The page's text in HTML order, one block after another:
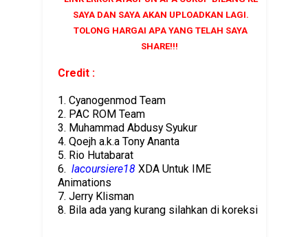
SAYA DAN SAYA AKAN UPLOADKAN LAGI.
TOLONG HARGAI APA YANG TELAH SAYA
SHARE!!!
Credit :
1. Cyanogenmod Team
2. PAC ROM Team
3. Muhammad Abdusy Syukur
4. Qoejh a.k.a Tony Ananta
5. Rio Hutabarat
6. lacoursiere18XDA Untuk IME
Animations
7. Jerry Klisman
8. Bila ada yang kurang silahkan di koreksi